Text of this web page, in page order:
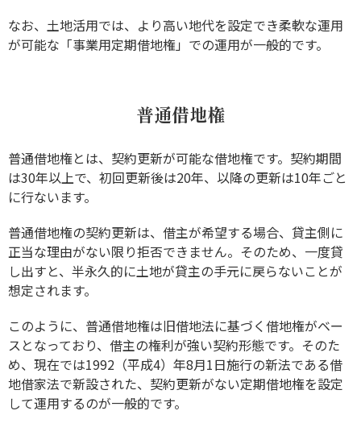
なお、土地活用では、より高い地代を設定でき柔軟な運用
が可能な「事業用定期借地権」での運用が一般的です。
普通借地権
普通借地権とは、契約更新が可能な借地権です。契約期間
は30年以上で、初回更新後は20年、以降の更新は10年ごと
に行ないます。
普通借地権の契約更新は、借主が希望する場合、貸主側に
正当な理由がない限り拒否できません。そのため、一度貸
し出すと、半永久的に土地が貸主の手元に戻らないことが
想定されます。
このように、普通借地権は旧借地法に基づく借地権がベー
スとなっており、借主の権利が強い契約形態です。そのた
め、現在では1992（平成4）年8月1日施行の新法である借
地借家法で新設された、契約更新がない定期借地権を設定
して運用するのが一般的です。